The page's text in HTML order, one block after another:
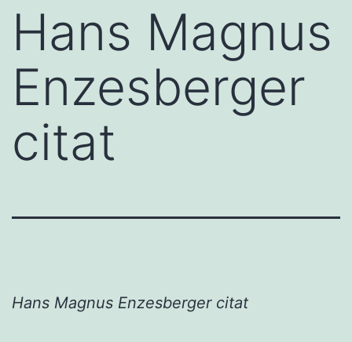
Hans Magnus
Enzesberger
citat
Hans Magnus Enzesberger citat